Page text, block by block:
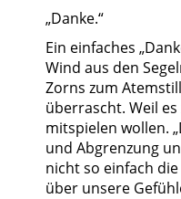
„Danke.“
Ein einfaches
Wind aus den
Zorns zum
überrascht. Weil
mitspielen wollen.
und Abgrenzung
nicht so einfach
über unsere